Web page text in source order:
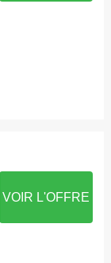
VOIR L'OFFRE